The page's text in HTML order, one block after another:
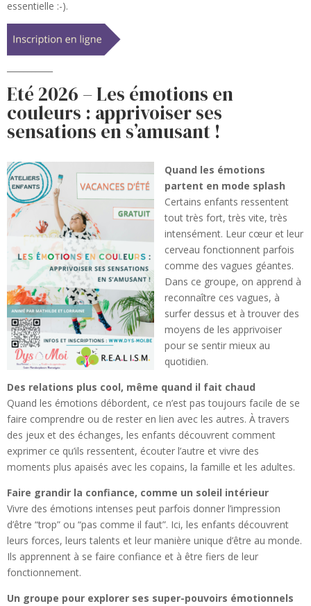
essentielle :-).
Eté 2026 – Les émotions en
couleurs : apprivoiser ses
sensations en s’amusant !
Quand les émotions
partent en mode splash
Certains enfants ressentent
tout très fort, très vite, très
intensément. Leur cœur et leur
cerveau fonctionnent parfois
comme des vagues géantes.
Dans ce groupe, on apprend à
reconnaître ces vagues, à
surfer dessus et à trouver des
moyens de les apprivoiser
pour se sentir mieux au
quotidien.
Des relations plus cool, même quand il fait chaud
Quand les émotions débordent, ce n’est pas toujours facile de se
faire comprendre ou de rester en lien avec les autres. À travers
des jeux et des échanges, les enfants découvrent comment
exprimer ce qu’ils ressentent, écouter l’autre et vivre des
moments plus apaisés avec les copains, la famille et les adultes.
Faire grandir la confiance, comme un soleil intérieur
Vivre des émotions intenses peut parfois donner l’impression
d’être “trop” ou “pas comme il faut”. Ici, les enfants découvrent
leurs forces, leurs talents et leur manière unique d’être au monde.
Ils apprennent à se faire confiance et à être fiers de leur
fonctionnement.
Un groupe pour explorer ses super-pouvoirs émotionnels